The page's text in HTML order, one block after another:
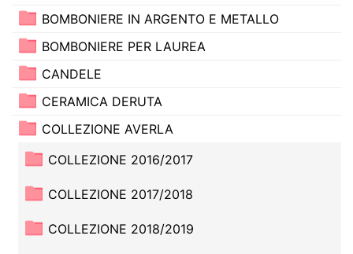
BOMBONIERE IN ARGENTO E METALLO
BOMBONIERE PER LAUREA
CANDELE
CERAMICA DERUTA
COLLEZIONE AVERLA
COLLEZIONE 2016/2017
COLLEZIONE 2017/2018
COLLEZIONE 2018/2019